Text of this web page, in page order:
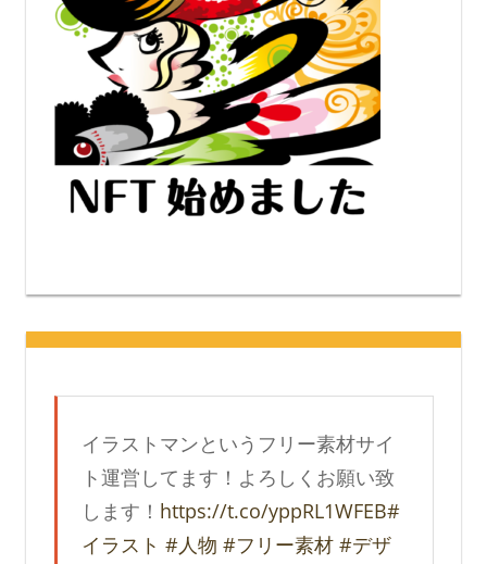
イラストマンというフリー素材サイ
ト運営してます！よろしくお願い致
します！ https://t.co/yppRL1WFEB#
イラスト #人物 #フリー素材 #デザ